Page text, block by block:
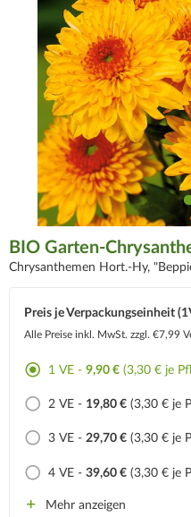
BIO
Chrysanthemen Hort.-Hy,
Preis je Verpackungseinheit
Alle Preise inkl. MwSt. zzgl. €7,99
1 VE - 9,90 € (3,30 € je
2 VE - 19,80 € (3,30 € je
3 VE - 29,70 € (3,30 € je
4 VE - 39,60 € (3,30 € je
Mehr anzeigen